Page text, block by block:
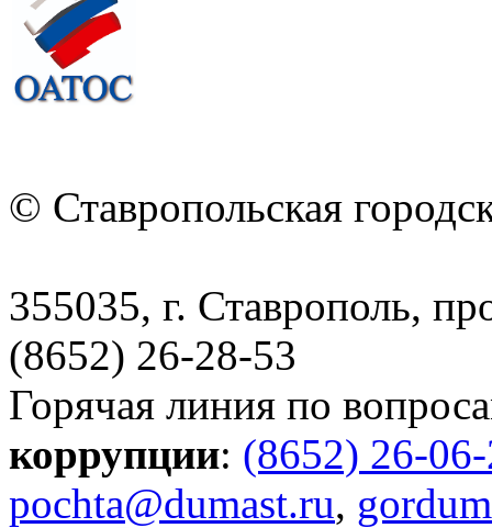
© Ставропольская
355035, г. Ставрополь,
(8652) 26-28-53
Горячая линия по
коррупции: (8652) 26-
pochta@dumast.ru,